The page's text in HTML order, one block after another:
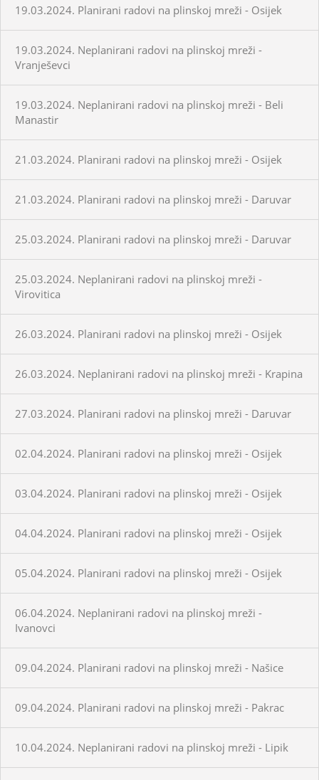
19.03.2024. Planirani radovi na plinskoj mreži - Osijek
19.03.2024. Neplanirani radovi na plinskoj mreži -
Vranješevci
19.03.2024. Neplanirani radovi na plinskoj mreži - Beli
Manastir
21.03.2024. Planirani radovi na plinskoj mreži - Osijek
21.03.2024. Planirani radovi na plinskoj mreži - Daruvar
25.03.2024. Planirani radovi na plinskoj mreži - Daruvar
25.03.2024. Neplanirani radovi na plinskoj mreži -
Virovitica
26.03.2024. Planirani radovi na plinskoj mreži - Osijek
26.03.2024. Neplanirani radovi na plinskoj mreži - Krapina
27.03.2024. Planirani radovi na plinskoj mreži - Daruvar
02.04.2024. Planirani radovi na plinskoj mreži - Osijek
03.04.2024. Planirani radovi na plinskoj mreži - Osijek
04.04.2024. Planirani radovi na plinskoj mreži - Osijek
05.04.2024. Planirani radovi na plinskoj mreži - Osijek
06.04.2024. Neplanirani radovi na plinskoj mreži -
Ivanovci
09.04.2024. Planirani radovi na plinskoj mreži - Našice
09.04.2024. Planirani radovi na plinskoj mreži - Pakrac
10.04.2024. Neplanirani radovi na plinskoj mreži - Lipik